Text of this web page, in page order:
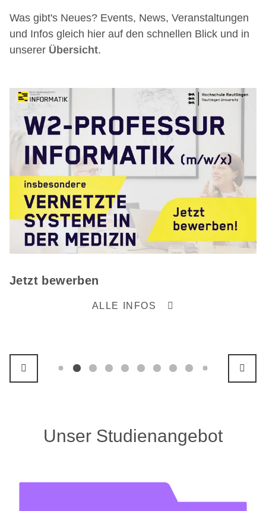
Was gibt's Neues? Events, News, Veranstaltungen
und Infos gleich hier auf den schnellen Blick und in
unserer Übersicht.
Jetzt bewerben
ALLE INFOS
Unser Studienangebot